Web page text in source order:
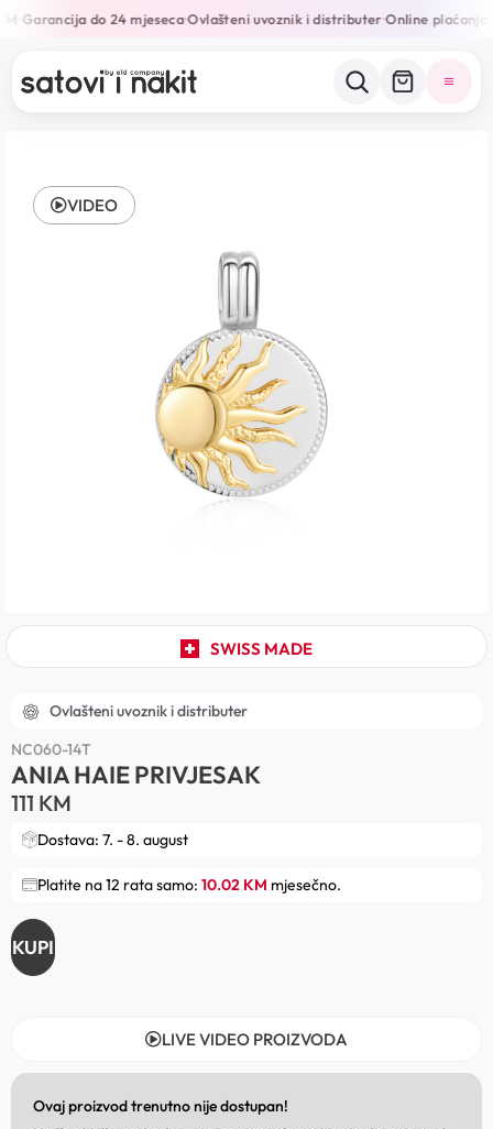
• Garancija do 24 mjeseca•Ovlašteni uvoznik i distributer•Online plaćanja
SWISS MADE
VIDEO
Ovlašteni uvoznik i distributer
NC060-14T
ANIA HAIE PRIVJESAK
111 KM
Dostava: 7. - 8. august
Platite na 12 rata samo: 10.02 KM mjesečno.
KUPI
LIVE VIDEO PROIZVODA
Ovaj proizvod trenutno nije dostupan!